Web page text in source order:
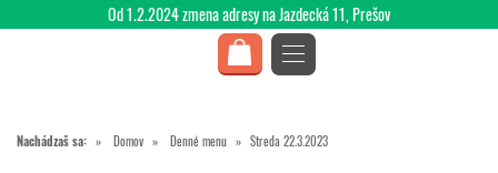
Nachádzaš sa: Domov Denné menu Streda 22.3.2023
Od 1.2.2024 zmena adresy na Jazdecká 11, Prešov